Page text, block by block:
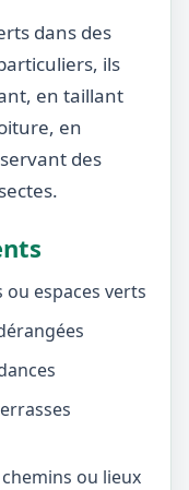
dans des
ils
en taillant
en
des
espaces verts
ou lieux